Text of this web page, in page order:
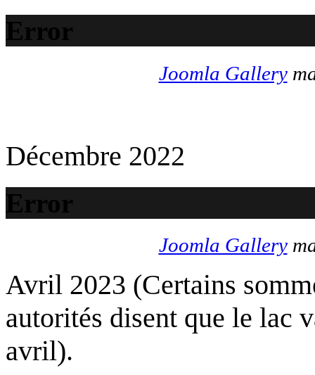
Error
Joomla Gallery
Décembre 2022
Error
Joomla Gallery
Avril 2023 (Certains
autorités disent que le lac
avril).